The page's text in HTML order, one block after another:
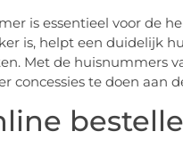
is essentieel voor de
is, helpt een duidelijk
Met de huisnummers
concessies te doen aan